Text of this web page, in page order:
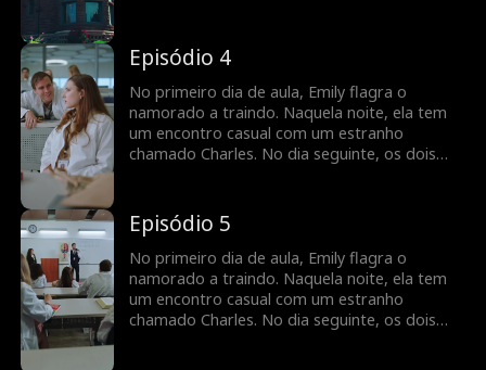
relação profissional de aluno e professor, mas
há uma tensão inegável entre eles.
Justamente quando Emily pensa que tudo vai
voltar aos trilhos, ela descobre
inesperadamente que está grávida...
Episódio 4
No primeiro dia de aula, Emily flagra o
namorado a traindo. Naquela noite, ela tem
um encontro casual com um estranho
chamado Charles. No dia seguinte, os dois
relação profissional de aluno e professor, mas
há uma tensão inegável entre eles.
Justamente quando Emily pensa que tudo vai
voltar aos trilhos, ela descobre
inesperadamente que está grávida...
Episódio 5
No primeiro dia de aula, Emily flagra o
namorado a traindo. Naquela noite, ela tem
um encontro casual com um estranho
chamado Charles. No dia seguinte, os dois